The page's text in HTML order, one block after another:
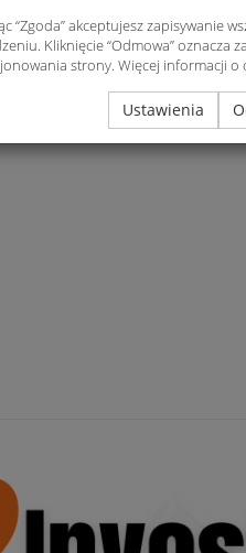
“Zgoda” akceptujesz zapisywanie
Kliknięcie “Odmowa” oznacza
strony. Więcej informacji o
Ustawienia